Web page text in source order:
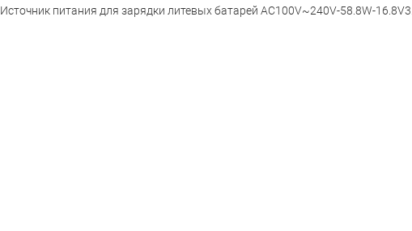
Источник питания для зарядки литевых батарей AC100V~240V-58.8W-